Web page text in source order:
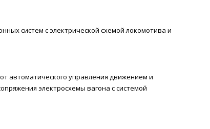
систем с электрической схемой локомотива и
автоматического управления движением и
электросхемы вагона с системой